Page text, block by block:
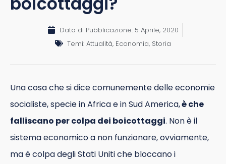
Data di Pubblicazione: 5 Aprile, 2020
Temi: Attualità, Economia, Storia
Una cosa che si dice comunemente delle economie
socialiste, specie in Africa e in Sud America,è che
falliscano per colpa dei boicottaggi. Non è il
sistema economico a non funzionare, ovviamente,
ma è colpa degli Stati Uniti che bloccano i